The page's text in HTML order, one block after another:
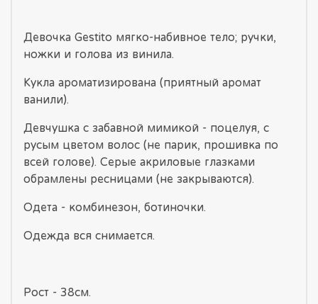
Девочка Gestito мягко-набивное тело; ручки,
ножки и голова из винила.
Кукла ароматизирована (приятный аромат
ванили).
Девчушка с забавной мимикой - поцелуя, с
русым цветом волос (не парик, прошивка по
всей голове). Серые акриловые глазками
обрамлены ресницами (не закрываются).
Одета - комбинезон, ботиночки.
Одежда вся снимается.
Рост - 38см.